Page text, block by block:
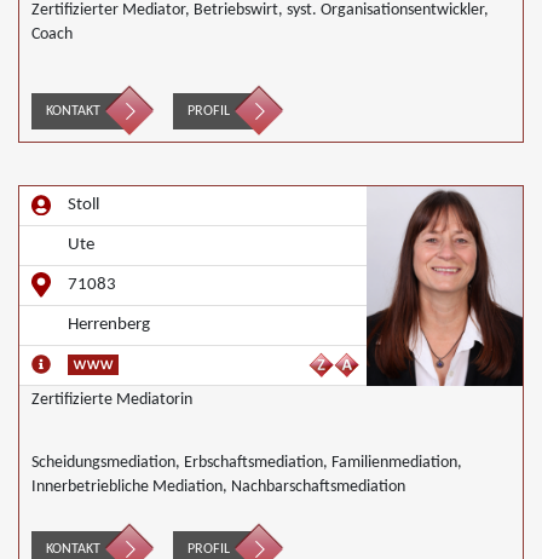
Zertifizierter Mediator, Betriebswirt, syst. Organisationsentwickler,
Coach
KONTAKT PROFIL
Stoll
Ute
71083
Herrenberg
Zertifizierte Mediatorin
Scheidungsmediation, Erbschaftsmediation, Familienmediation,
Innerbetriebliche Mediation, Nachbarschaftsmediation
KONTAKT PROFIL